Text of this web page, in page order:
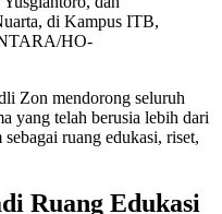
di Kampus ITB,
HO-
Zon mendorong seluruh
yang telah berusia lebih dari
ruang edukasi, riset,
Ruang Edukasi